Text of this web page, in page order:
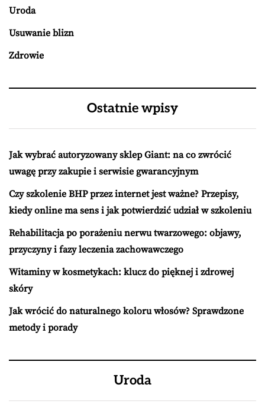
Uroda
Usuwanie blizn
Zdrowie
Ostatnie wpisy
Jak wybrać autoryzowany sklep Giant: na co zwrócić
uwagę przy zakupie i serwisie gwarancyjnym
Czy szkolenie BHP przez internet jest ważne? Przepisy,
kiedy online ma sens i jak potwierdzić udział w szkoleniu
Rehabilitacja po porażeniu nerwu twarzowego: objawy,
przyczyny i fazy leczenia zachowawczego
Witaminy w kosmetykach: klucz do pięknej i zdrowej
skóry
Jak wrócić do naturalnego koloru włosów? Sprawdzone
metody i porady
Uroda